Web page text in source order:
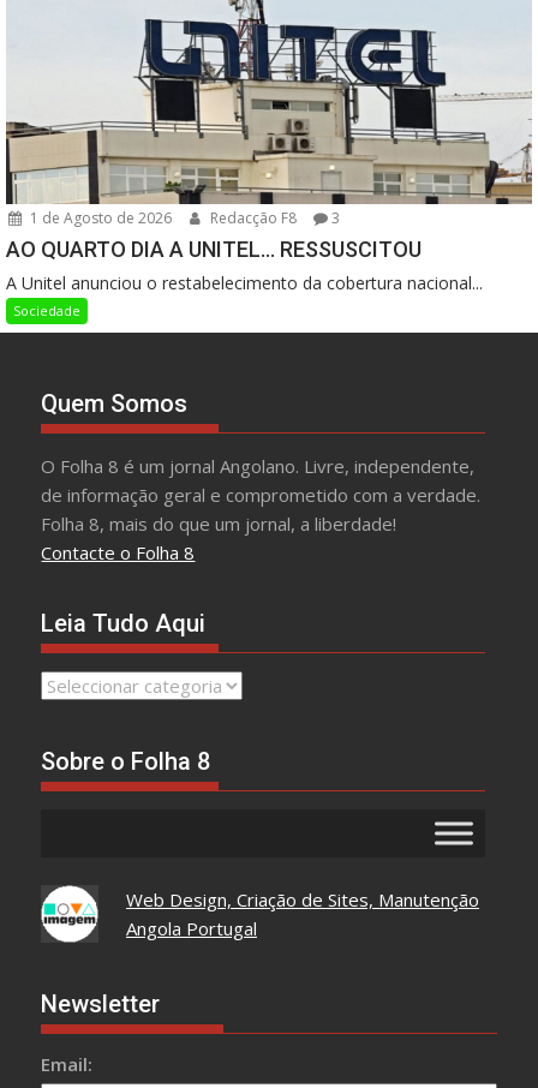
1 de Agosto de 2026 Redacção F8 3
AO QUARTO DIA A UNITEL… RESSUSCITOU
A Unitel anunciou o restabelecimento da cobertura nacional...
Sociedade
Quem Somos
O Folha 8 é um jornal Angolano. Livre, independente,
de informação geral e comprometido com a verdade.
Folha 8, mais do que um jornal, a liberdade!
Contacte o Folha 8
Leia Tudo Aqui
Leia
Sobre o Folha 8
Web Design, Criação de Sites, Manutenção
Angola Portugal
Newsletter
Email: